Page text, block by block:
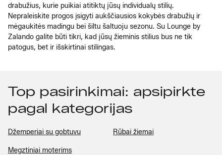
drabužius, kurie puikiai atitiktų jūsų individualų stilių.
Nepraleiskite progos įsigyti aukščiausios kokybės drabužių ir
mėgaukitės madingu bei šiltu šaltuoju sezonu. Su Lounge by
Zalando galite būti tikri, kad jūsų žieminis stilius bus ne tik
patogus, bet ir išskirtinai stilingas.
Top pasirinkimai: apsipirkte
pagal kategorijas
Džemperiai su gobtuvu Rūbai žiemai
Megztiniai moterims